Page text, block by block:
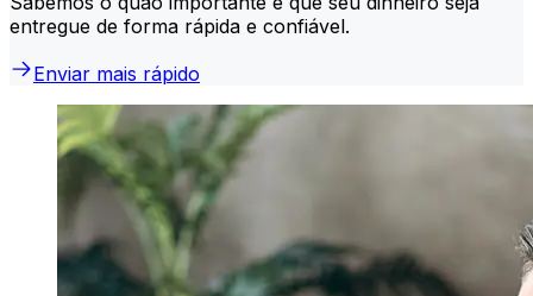
entregue de forma rápida e confiável.
Enviar mais rápido